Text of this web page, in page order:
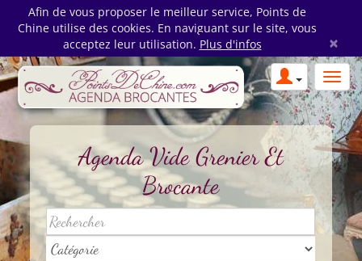
Afin de vous proposer le meilleur service, Points de
Chine utilise des cookies. En naviguant sur le site, vous
acceptez leur utilisation. Plus d'infos ×
Agenda Vide Grenier Et
Brocante